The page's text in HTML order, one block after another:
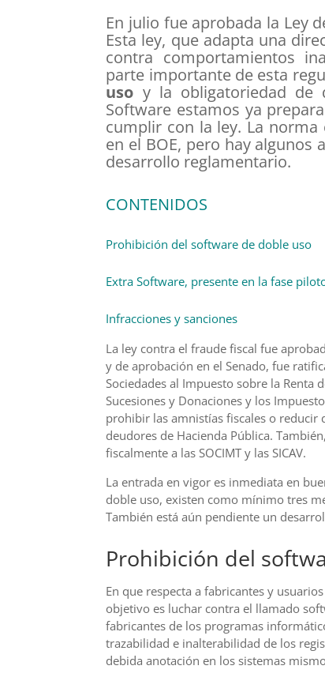
En julio fue aprobada la Ley
Esta ley, que adapta una
contra comportamientos
parte importante de esta
uso y la obligatoriedad de
Software estamos ya
cumplir con la ley. La
en el BOE, pero hay algunos
desarrollo reglamentario.
CONTENIDOS
Prohibición del software de doble uso
Extra Software, presente en la fase
Infracciones y sanciones
La ley contra el fraude fiscal fue
y de aprobación en el Senado, fue
Sociedades al Impuesto sobre la Renta
Sucesiones y Donaciones y los
prohibir las amnistías fiscales o
deudores de Hacienda Pública.
fiscalmente a las SOCIMT y las SICAV.
La entrada en vigor es inmediata en
doble uso, existen como mínimo tres
También está aún pendiente un
Prohibición del
En que respecta a fabricantes y
objetivo es luchar contra el llamado
fabricantes de los programas
trazabilidad e inalterabilidad de los
debida anotación en los sistemas